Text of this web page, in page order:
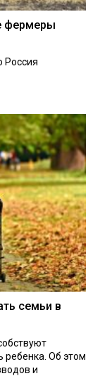
фермеры
Россия
семьи в
ребенка. Об этом
и